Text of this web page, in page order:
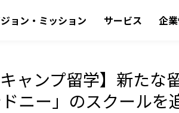
ョン・ミッション サービス 企
キャンプ留学】新たな
ニー」のスクールを